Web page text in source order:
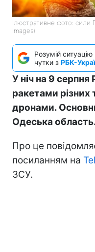
Ілюстративне фото:
Images)
Розумій
чутки з РБК-
У ніч на 9 серпня
ракетами різних
дронами.
Одеська
Про це
посиланням на
ЗСУ.